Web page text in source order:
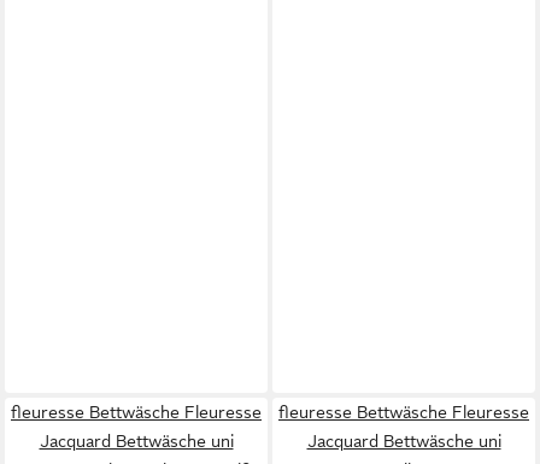
fleuresse Bettwäsche Fleuresse
Jacquard Bettwäsche uni
fleuresse Bettwäsche Fleuresse
Jacquard Bettwäsche uni